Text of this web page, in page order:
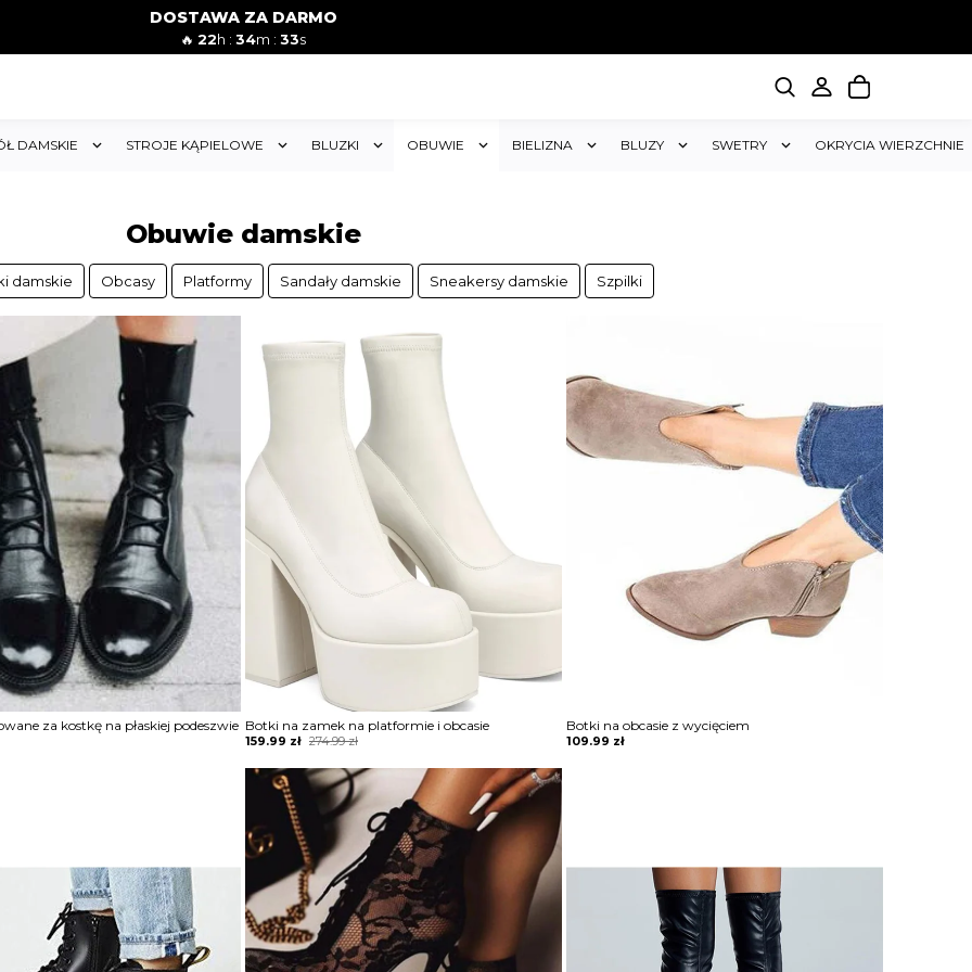
DOSTAWA ZA DARMO
🔥 22h : 34m : 32s
DAMSKIE STROJE KĄPIELOWE BLUZKI OBUWIE BIELIZNA BLUZY SWETRY OKRYCIA WIERZCHNIE
Obuwie damskie
damskie Obcasy Platformy Sandały damskie Sneakersy damskie Szpilki
za kostkę na płaskiej podeszwie Botki na zamek na platformie i obcasie
274.99zł
Original
was:
274.99 zł.
159.99 zł
Current
is:
159.99 zł.
Botki na obcasie z wycięciem
109.99 zł